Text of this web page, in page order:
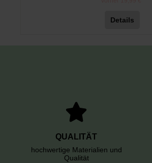
Details
QUALITÄT
hochwertige Materialien und
Qualität